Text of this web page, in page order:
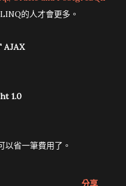
的人才會更多。
AJAX
1.0
省一筆費用了。
分享